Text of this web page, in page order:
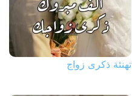
تهنئة ذكرى زواج